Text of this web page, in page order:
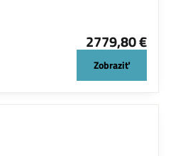
2779,80 €
Zobraziť